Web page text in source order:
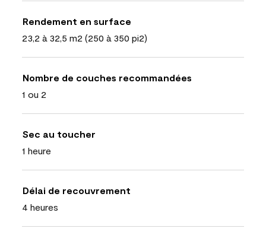
Rendement en surface
23,2 à 32,5 m2 (250 à 350 pi2)
Nombre de couches recommandées
1 ou 2
Sec au toucher
1 heure
Délai de recouvrement
4 heures